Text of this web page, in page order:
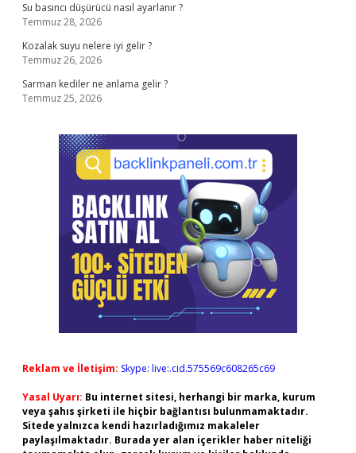
Su basıncı düşürücü nasıl ayarlanır ?
Temmuz 28, 2026
Kozalak suyu nelere iyi gelir ?
Temmuz 26, 2026
Sarman kediler ne anlama gelir ?
Temmuz 25, 2026
Reklam ve İletişim: Skype: live:.cid.575569c608265c69
Yasal Uyarı: Bu internet sitesi, herhangi bir marka, kurum
veya şahıs şirketi ile hiçbir bağlantısı bulunmamaktadır.
Sitede yalnızca kendi hazırladığımız makaleler
paylaşılmaktadır. Burada yer alan içerikler haber niteliği